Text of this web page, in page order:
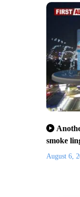
smoke
August 6,